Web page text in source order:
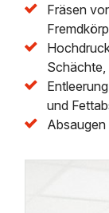
Fräsen
Schächte,
und